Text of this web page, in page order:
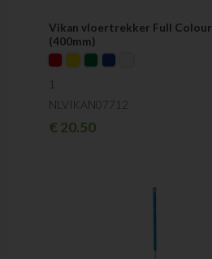
Vikan vloertrekker Full Colour
(400mm)
1
NLVIKAN07712
€20.50